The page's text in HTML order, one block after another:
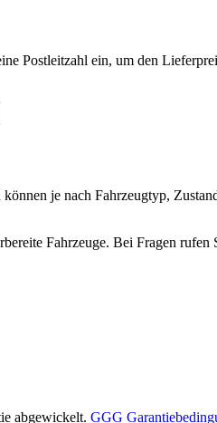
Postleitzahl ein, um den
je nach Fahrzeugtyp,
Fahrzeuge. Bei Fragen rufen
abgewickelt. GGG